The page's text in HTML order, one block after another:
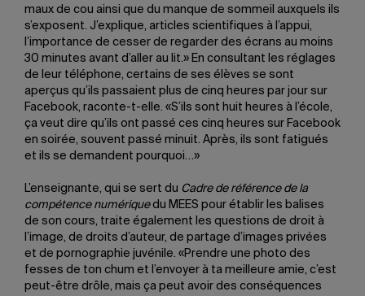
maux de cou ainsi que du manque de sommeil auxquels ils
s’exposent. J’explique, articles scientifiques à l’appui,
l’importance de cesser de regarder des écrans au moins
30 minutes avant d’aller au lit.» En consultant les réglages
de leur téléphone, certains de ses élèves se sont
aperçus qu’ils passaient plus de cinq heures par jour sur
Facebook, raconte-t-elle. «S’ils sont huit heures à l’école,
ça veut dire qu’ils ont passé ces cinq heures sur Facebook
en soirée, souvent passé minuit. Après, ils sont fatigués
et ils se demandent pourquoi…»
L’enseignante, qui se sert du Cadre de référence de la
compétence numériquedu MEES pour établir les balises
de son cours, traite également les questions de droit à
l’image, de droits d’auteur, de partage d’images privées
et de pornographie juvénile. «Prendre une photo des
fesses de ton chum et l’envoyer à ta meilleure amie, c’est
peut-être drôle, mais ça peut avoir des conséquences